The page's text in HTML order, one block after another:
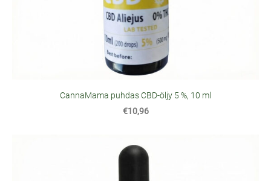
CannaMama puhdas CBD-öljy 5 %, 10 ml
€10,96